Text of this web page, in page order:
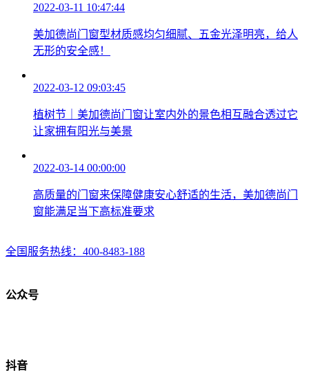
2022-03-11 10:47:44
美加德尚门窗型材质感均匀细腻、五金光泽明亮，给人
无形的安全感！
2022-03-12 09:03:45
植树节｜美加德尚门窗让室内外的景色相互融合透过它
让家拥有阳光与美景
2022-03-14 00:00:00
高质量的门窗来保障健康安心舒适的生活，美加德尚门
窗能满足当下高标准要求
全国服务热线： 400-8483-188
公众号
抖音